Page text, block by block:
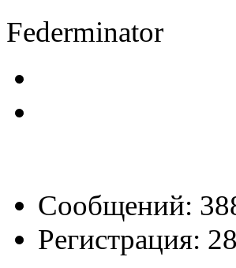
Federminator
Сообщений:
Регистрация: